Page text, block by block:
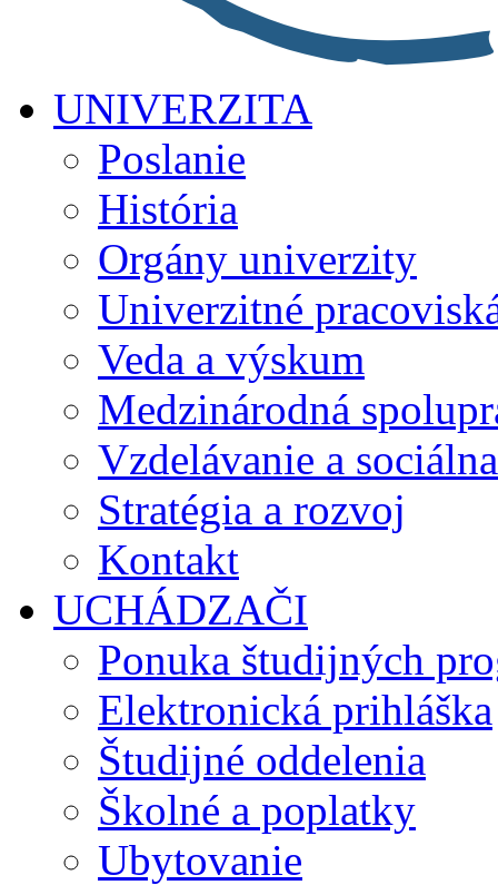
UNIVERZITA
Poslanie
História
Orgány univerzity
Univerzitné
Veda a výskum
Medzinárodná
Vzdelávanie a
Stratégia a rozvoj
Kontakt
UCHÁDZAČI
Ponuka študijných
Elektronická prihláška
Študijné oddelenia
Školné a poplatky
Ubytovanie